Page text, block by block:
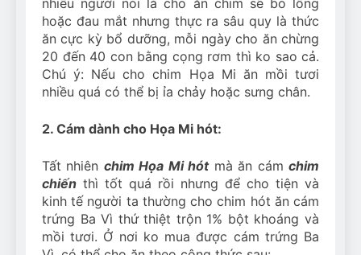
nhiều người nói là cho ăn chim sẽ bó lông
hoặc đau mắt nhưng thực ra sâu quy là thức
ăn cực kỳ bổ dưỡng, mỗi ngày cho ăn chừng
20 đến 40 con bằng cọng rơm thì ko sao cả.
Chú ý: Nếu cho chim Họa Mi ăn mồi tươi
nhiều quá có thể bị ỉa chảy hoặc sưng chân.
2. Cám dành cho Họa Mi hót:
Tất nhiên chim Họa Mi hótmà ăn cámchim
chiến thì tốt quá rồi nhưng để cho tiện và
kinh tế người ta thường cho chim hót ăn cám
trứng Ba Vì thứ thiệt trộn 1% bột khoáng và
mồi tươi. Ở nơi ko mua được cám trứng Ba